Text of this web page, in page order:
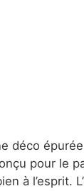
déco
pour le
à l’esprit.